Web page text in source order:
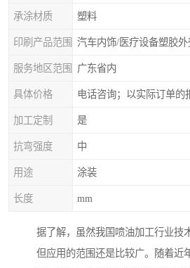
承涂材质 塑料
印刷产品范围 汽车内饰/医疗设备塑胶
服务地区范围 广东省内
具体价格 电话咨询；以实际订单的
加工定制 是
抗弯强度 中
用途 涂装
长度 mm
据了解，虽然我国喷油加工行业技
但应用的范围还是比较广。随着近